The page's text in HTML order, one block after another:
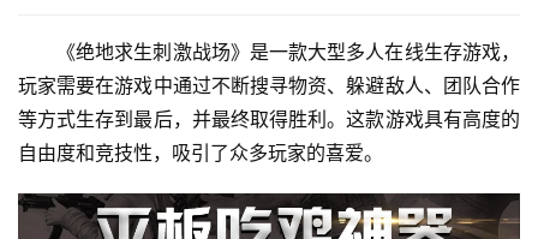
《绝地求生刺激战场》是一款大型多人在线生存游戏，
玩家需要在游戏中通过不断搜寻物资、躲避敌人、团队合作
等方式生存到最后，并最终取得胜利。这款游戏具有高度的
自由度和竞技性，吸引了众多玩家的喜爱。